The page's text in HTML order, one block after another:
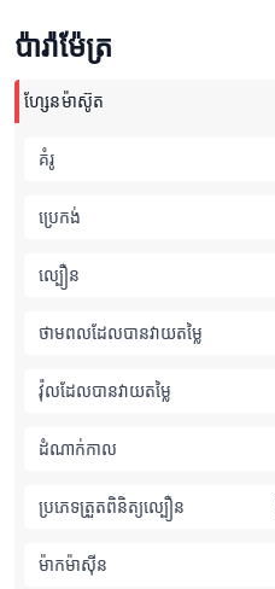
ប៉ារ៉ាម៉ែត្រ
ហ្សែនម៉ាស៊ូត
គំរូ
ប្រេកង់
ល្បឿន
ថាមពលដែលបានវាយតម្លៃ
វ៉ុលដែលបានវាយតម្លៃ
ដំណាក់កាល
ប្រភេទត្រួតពិនិត្យល្បឿន
ម៉ាកម៉ាស៊ីន